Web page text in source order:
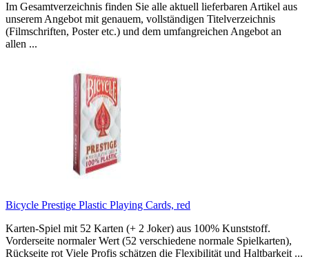
Im Gesamtverzeichnis finden Sie alle aktuell lieferbaren Artikel aus
unserem Angebot mit genauem, vollständigen Titelverzeichnis
(Filmschriften, Poster etc.) und dem umfangreichen Angebot an
allen ...
Bicycle Prestige Plastic Playing Cards, red
Karten-Spiel mit 52 Karten (+ 2 Joker) aus 100% Kunststoff.
Vorderseite normaler Wert (52 verschiedene normale Spielkarten),
Rückseite rot Viele Profis schätzen die Flexibilität und Haltbarkeit ...